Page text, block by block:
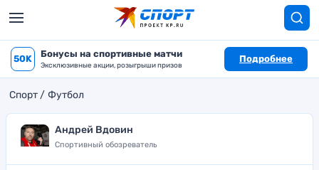
50K Бонусы на спортивные матчи
Эксклюзивные акции, розыгрыши призов
Подробнее
Спорт Футбол
Андрей Вдовин
Спортивный обозреватель